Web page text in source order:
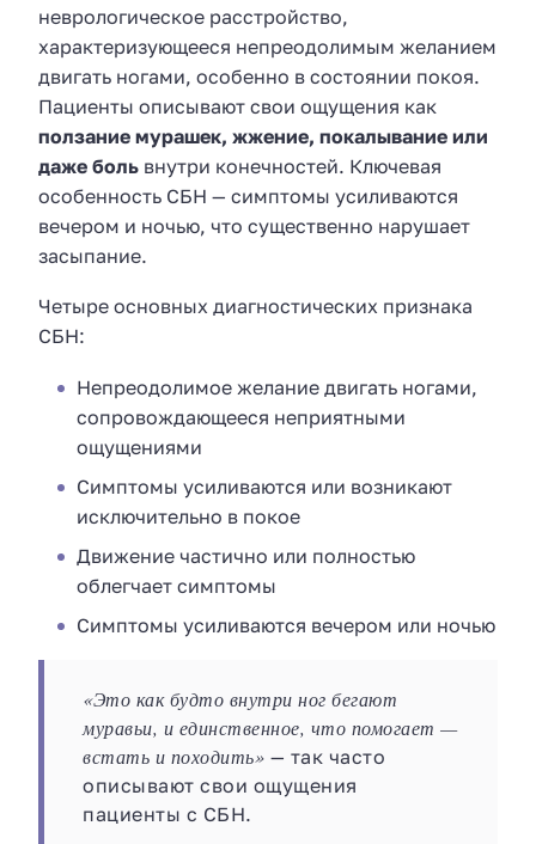
неврологическое расстройство,
характеризующееся непреодолимым желанием
двигать ногами, особенно в состоянии покоя.
Пациенты описывают свои ощущения как
ползание мурашек, жжение, покалывание или
даже боль внутри конечностей. Ключевая
особенность СБН — симптомы усиливаются
вечером и ночью, что существенно нарушает
засыпание.
Четыре основных диагностических признака
СБН:
Непреодолимое желание двигать ногами,
сопровождающееся неприятными
ощущениями
Симптомы усиливаются или возникают
исключительно в покое
Движение частично или полностью
облегчает симптомы
Симптомы усиливаются вечером или ночью
«Это как будто внутри ног бегают
муравьи, и единственное, что помогает —
встать и походить» — так часто
описывают свои ощущения
пациенты с СБН.